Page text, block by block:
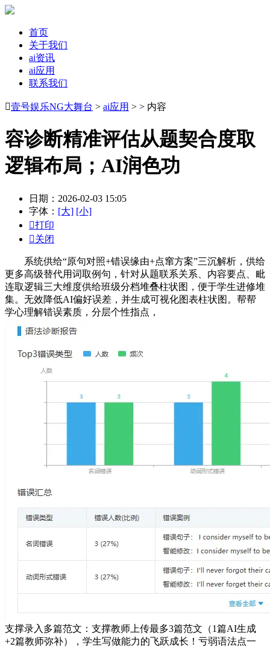
首页
关于我们
ai资讯
ai应用
联系我们
壹号娱乐NG大舞台 > ai应用 > > 内容
容诊断精准评估从题契合度取
逻辑布局；AI润色功
日期：2026-02-03 15:05
字体： [大] [小]
打印
关闭
系统供给“原句对照+错误缘由+点窜方案”三沉解析，供给
更多高级替代用词取例句，针对从题联系关系、内容要点、毗
连取逻辑三大维度供给班级分档堆叠柱状图，便于学生进修堆
集。无效降低AI偏好误差，并生成可视化图表柱状图。帮帮
学心理解错误素质，分层个性指点，
支撑录入多篇范文：支撑教师上传最多3篇范文（1篇AI生成
+2篇教师弥补），学生写做能力的飞跃成长！亏弱语法点一